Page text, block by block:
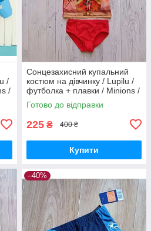
/
/
Сонцезахисний купальний
костюм на дівчинку / Lupilu /
футболка + плавки / Minions /
р.86-92, 12-24 місяців
Готово до відправки
225 ₴ 400 ₴
Купити
–40%